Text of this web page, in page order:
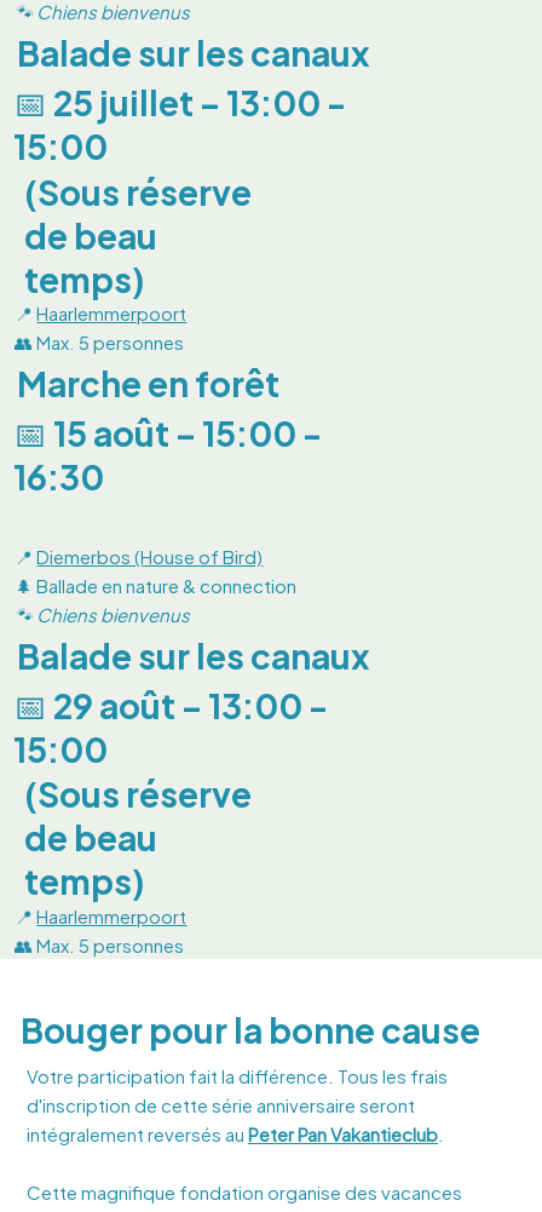
🐾 Chiens bienvenus
Balade sur les canaux
📅 25 juillet – 13:00 -
15:00
(Sous réserve
de beau
temps)
📍Haarlemmerpoort
👥 Max. 5 personnes
Marche en forêt
📅 15 août – 15:00 -
16:30
📍Diemerbos (House of Bird)
🌲 Ballade en nature & connection
🐾 Chiens bienvenus
Balade sur les canaux
📅 29 août – 13:00 -
15:00
(Sous réserve
de beau
temps)
📍Haarlemmerpoort
👥 Max. 5 personnes
Bouger pour la bonne cause
Votre participation fait la différence. Tous les frais
d'inscription de cette série anniversaire seront
intégralement reversés auPeter Pan Vakantieclub.
Cette magnifique fondation organise des vacances